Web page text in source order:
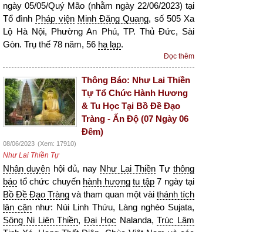
ngày 05/05/Quý Mão (nhằm ngày 22/06/2023) tại
Tổ đình Pháp viện Minh Đăng Quang, số 505 Xa
Lộ Hà Nội, Phường An Phú, TP. Thủ Đức, Sài
Gòn. Trụ thế 78 năm, 56 hạ lạp.
Đọc thêm
Thông Báo: Như Lai Thiền
Tự Tổ Chức Hành Hương
& Tu Học Tại Bồ Đề Đạo
Tràng - Ấn Độ (07 Ngày 06
Đêm)
08/06/2023 (Xem: 17910)
Như Lai Thiền Tự
Nhân duyên hội đủ, nay Như Lai Thiền Tựthông
báo tổ chức chuyến hành hương tu tập7 ngày tại
Bồ Đề Đạo Tràng và tham quan một vài thánh tích
lân cận như: Núi Linh Thứu, Làng nghèo Sujata,
Sông Ni Liên Thiền, Đại Học Nalanda,Trúc Lâm